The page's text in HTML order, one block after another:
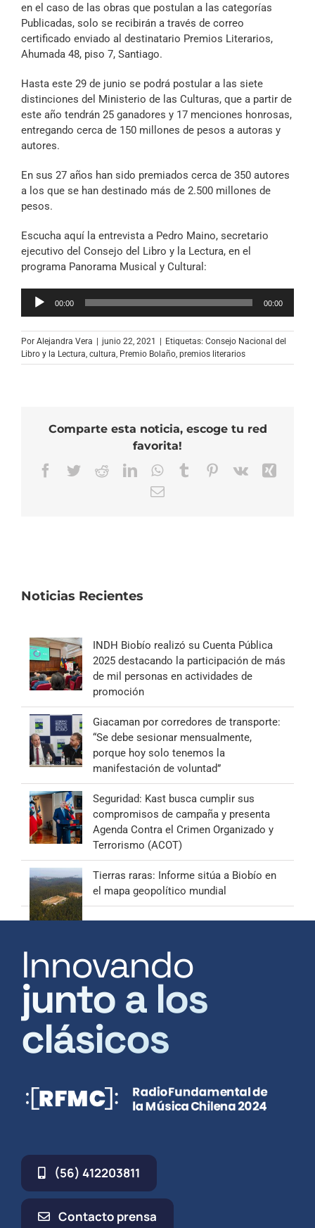
en el caso de las obras que postulan a las categorías
Publicadas, solo se recibirán a través de correo
certificado enviado al destinatario Premios Literarios,
Ahumada 48, piso 7, Santiago.
Hasta este 29 de junio se podrá postular a las siete
distinciones del Ministerio de las Culturas, que a partir de
este año tendrán 25 ganadores y 17 menciones honrosas,
entregando cerca de 150 millones de pesos a autoras y
autores.
En sus 27 años han sido premiados cerca de 350 autores
a los que se han destinado más de 2.500 millones de
pesos.
Escucha aquí la entrevista a Pedro Maino, secretario
ejecutivo del Consejo del Libro y la Lectura, en el
programa Panorama Musical y Cultural:
Reproductor
00:00 00:00
Por Alejandra Vera junio 22, 2021 Etiquetas: Consejo Nacional del
Libro y la Lectura, cultura, Premio Bolaño, premios literarios
Comparte esta noticia, escoge tu red
favorita!
Facebook
TwitterRedditLinkedInWhatsApp
TumblrPinterest
Vk
Correo
Noticias Recientes
INDH Biobío realizó su Cuenta Pública
2025 destacando la participación de más
de mil personas en actividades de
promoción
Giacaman por corredores de transporte:
“Se debe sesionar mensualmente,
porque hoy solo tenemos la
manifestación de voluntad”
Seguridad: Kast busca cumplir sus
compromisos de campaña y presenta
Agenda Contra el Crimen Organizado y
Terrorismo (ACOT)
Tierras raras: Informe sitúa a Biobío en
el mapa geopolítico mundial
Innovando
junto a los
clásicos
(56) 412203811
Contacto prensa